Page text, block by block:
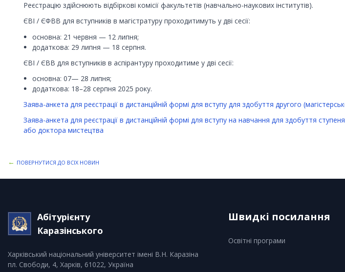
Реєстрацію здійснюють відбіркові комісії факультетів (навчально-наукових інститутів).
ЄВІ / ЄФВВ для вступників в магістратуру проходитимуть у дві сесії:
основна: 21 червня — 12 липня;
додаткова: 29 липня — 18 серпня.
ЄВІ / ЄВВ для вступників в аспірантуру проходитиме у дві сесії:
основна: 07— 28 липня;
додаткова: 18–28 серпня 2025 року.
Заява-анкета для реєстрації в дистанційній формі для вступу для здобуття другого
Заява-анкета для реєстрації в дистанційній формі для вступу на навчання для здобуття
або доктора мистецтва
← ПОВЕРНУТИСЯ ДО ВСІХ НОВИН
Абітурієнту
Каразінського
Харківський національний університет імені В.Н. Каразіна
пл. Свободи, 4, Харків, 61022, Україна
Швидкі посилання
Освітні програми